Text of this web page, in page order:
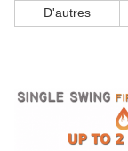
D'autres